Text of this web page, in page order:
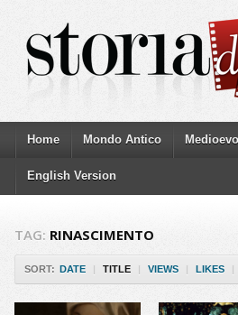
Home Mondo Antico Medioevo
English Version
TAG: RINASCIMENTO
SORT: DATE | TITLE | VIEWS | LIKES |